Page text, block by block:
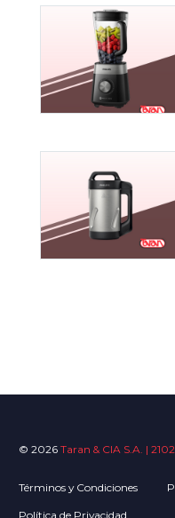
© 2026 Taran & CIA S.A. |
Términos y Condiciones
Política de Privacidad